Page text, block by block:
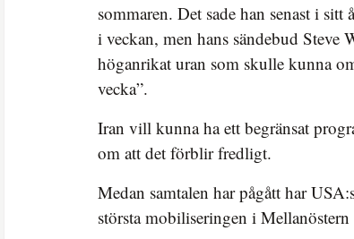
sommaren. Det sade han senast i
i veckan, men hans sändebud Steve
höganrikat uran som skulle kunna
vecka”.
Iran vill kunna ha ett begränsat
om att det förblir fredligt.
Medan samtalen har pågått har
största mobiliseringen i